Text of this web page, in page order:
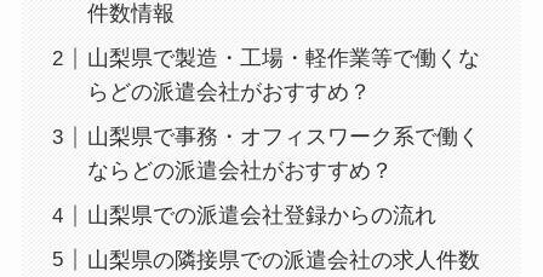
件数情報
山梨県で製造・工場・軽作業等で働くな
らどの派遣会社がおすすめ？
山梨県で事務・オフィスワーク系で働く
ならどの派遣会社がおすすめ？
山梨県での派遣会社登録からの流れ
山梨県の隣接県での派遣会社の求人件数